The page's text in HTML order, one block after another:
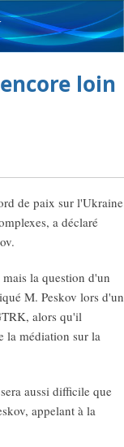
loin
de paix sur l'Ukraine
a déclaré
la question d'un
M. Peskov lors d'un
alors qu'il
la médiation sur la
aussi difficile que
appelant à la